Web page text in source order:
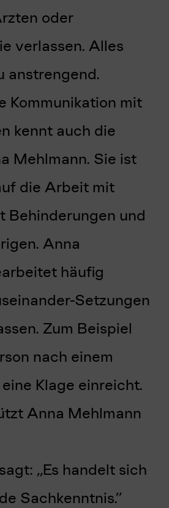
oder
verlassen. Alles
anstrengend.
Kommunikation mit
kennt auch die
Mehlmann. Sie ist
die Arbeit mit
Behinderungen und
Anna
häufig
Setzungen
Zum Beispiel
nach einem
Klage einreicht.
Anna Mehlmann
„Es handelt sich
Sachkenntnis.”